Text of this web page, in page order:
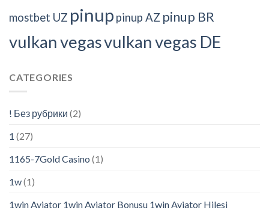
mostbet UZ pinup pinup AZ pinup BR
vulkan vegasvulkan vegas DE
CATEGORIES
! Без рубрики (2)
1 (27)
1165-7Gold Casino (1)
1w(1)
1win Aviator 1win Aviator Bonusu 1win Aviator Hilesi